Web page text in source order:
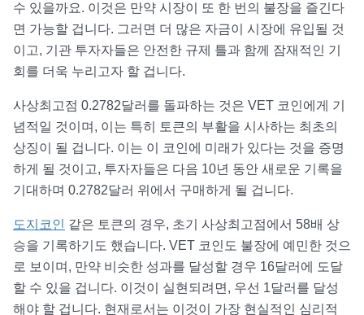
수 있을까요. 이것은 만약 시장이 또 한 번의 불장을 즐긴다
면 가능할 겁니다. 그러면 더 많은 자금이 시장에 유입될 것
이고, 기관 투자자들은 안전한 규제 틀과 함께 잠재적인 기
회를 더욱 누리고자 할 겁니다.
사상최고점 0.2782달러를 돌파하는 것은 VET 코인에게 기
념적일 것이며, 이는 특히 토큰의 부활을 시사하는 최초의
상징이 될 겁니다. 이는 이 코인에 미래가 있다는 것을 증명
하게 될 것이고, 투자자들은 다음 10년 동안 새로운 기록을
기대하며 0.2782달러 위에서 구매하게 될 겁니다.
도지코인 같은 토큰의 경우, 초기 사상최고점에서 58배 상
승을 기록하기도 했습니다. VET 코인도 불장에 예민한 것으
로 보이며, 만약 비슷한 성과를 달성할 경우 16달러에 도달
할 수 있을 겁니다. 이것이 실현되려면, 우선 1달러를 달성
해야 할 겁니다. 현재로서는 이것이 가장 현실적인 심리적